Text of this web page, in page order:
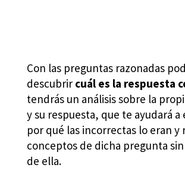
Con las preguntas razonadas
descubrir cuál es la respuesta
tendrás un análisis sobre la
y su respuesta, que te ayudará
por qué las incorrectas lo eran y
conceptos de dicha pregunta
de ella.